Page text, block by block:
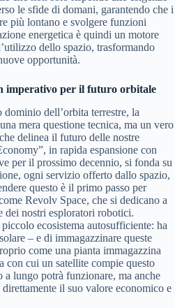
le sfide di domani, garantendo che i
più lontano e svolgere funzioni
energetica è quindi un motore
dello spazio, trasformando
opportunità.
imperativo per il futuro orbitale
dell’orbita terrestre, la
mera questione tecnica, ma un vero
delinea il futuro delle nostre
in rapida espansione con
per il prossimo decennio, si fonda su
ogni servizio offerto dallo spazio,
questo è il primo passo per
Revolv Space, che si dedicano a
nostri esploratori robotici.
ecosistema autosufficiente: ha
– e di immagazzinare queste
come una pianta immagazzina
con cui un satellite compie questo
lungo potrà funzionare, ma anche
il suo valore economico e